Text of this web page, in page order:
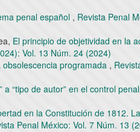
penal español , Revista Penal
El principio de objetividad en la
Vol. 13 Núm. 24 (2024)
programada ,
“tipo de autor” en el control
en la Constitución de 1812.
Penal México: Vol. 7 Núm. 13